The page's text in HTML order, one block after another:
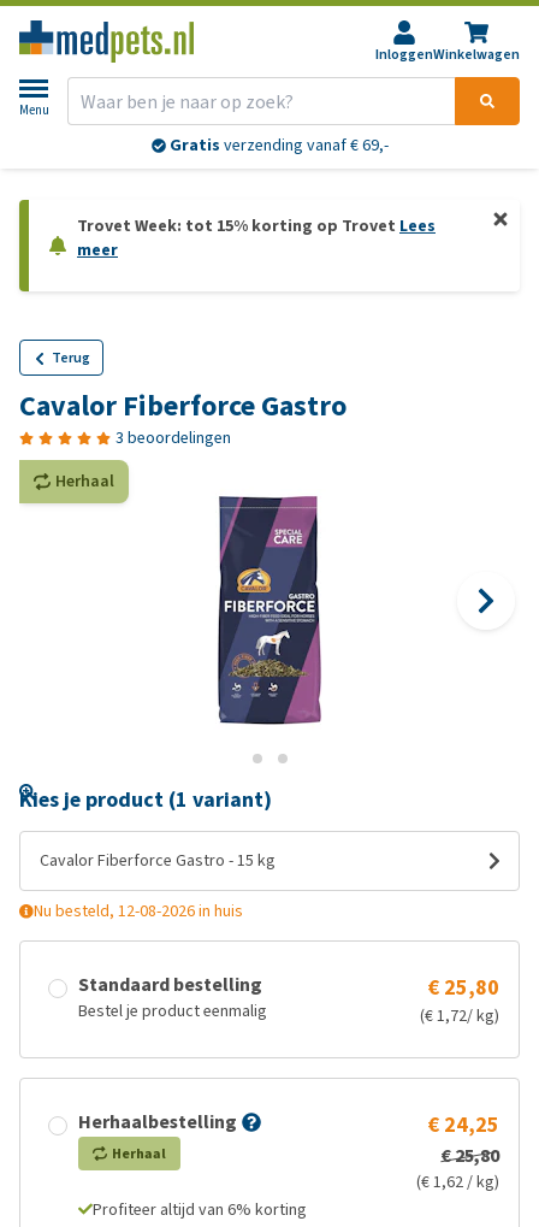
InloggenWinkelwagen
Menu
Gratis verzending vanaf € 69,-
Trovet Week: tot 15% korting op Trovet Lees
meer
Terug
Cavalor Fiberforce Gastro
3 beoordelingen
Herhaal
Kies je product (1 variant)
Cavalor Fiberforce Gastro - 15 kg
Nu besteld, 12-08-2026 in huis
Standaard bestelling
Bestel je product eenmalig
€ 25,80
(€ 1,72/ kg)
Herhaalbestelling
Herhaal
€ 24,25
€ 25,80
(€ 1,62 / kg)
Profiteer altijd van 6% korting